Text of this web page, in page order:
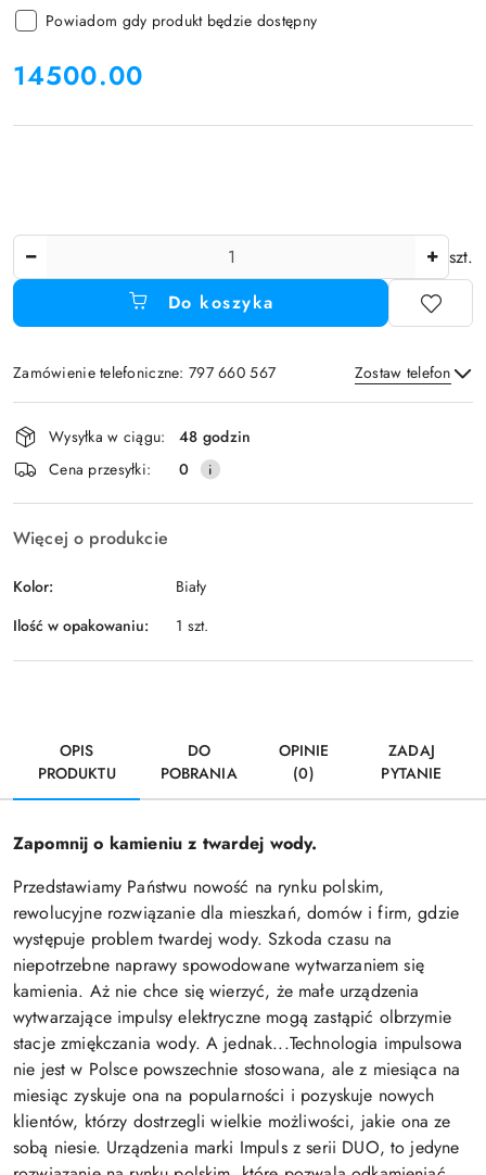
Powiadom gdy produkt będzie dostępny
cena:
14500.00
szt.
Do koszyka
Zamówienie telefoniczne: 797 660 567 Zostaw telefon
Wyślij
Dostępność
i
dostawa
Wysyłka w ciągu:
48 godzin
Cena przesyłki:
0
Więcej o produkcie
Kolor:
Biały
Ilość w opakowaniu:
1 szt.
OPIS
PRODUKTU
DO
POBRANIA
OPINIE
(0)
ZADAJ
PYTANIE
Zapomnij o kamieniu z twardej wody.
Przedstawiamy Państwu nowość na rynku polskim,
rewolucyjne rozwiązanie dla mieszkań, domów i firm, gdzie
występuje problem twardej wody. Szkoda czasu na
niepotrzebne naprawy spowodowane wytwarzaniem się
kamienia. Aż nie chce się wierzyć, że małe urządzenia
wytwarzające impulsy elektryczne mogą zastąpić olbrzymie
stacje zmiękczania wody. A jednak...Technologia impulsowa
nie jest w Polsce powszechnie stosowana, ale z miesiąca na
miesiąc zyskuje ona na popularności i pozyskuje nowych
klientów, którzy dostrzegli wielkie możliwości, jakie ona ze
sobą niesie. Urządzenia marki Impuls z serii DUO, to jedyne